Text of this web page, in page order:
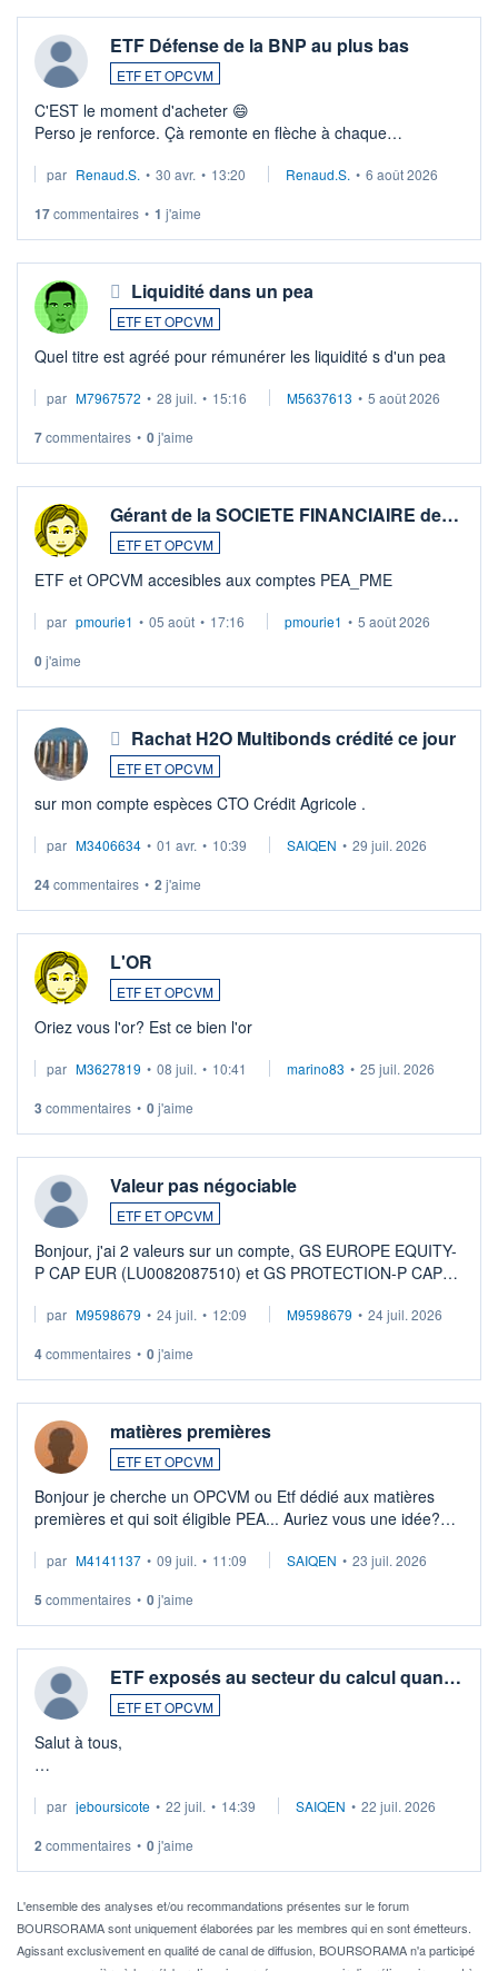
ETF Défense de la BNP au plus bas
ETF ET OPCVM
C'EST le moment d'acheter 😄​
Perso je renforce. Çà remonte en flèche à chaque
Investissement long terme tip top pour sa retraite.
par Renaud.S. • 30 avr. • 13:20 Renaud.S. • 6 août 2026
17commentaires • 1 j'aime
Liquidité dans un pea
ETF ET OPCVM
Quel titre est agréé pour rémunérer les liquidité s d'un pea
par M7967572 • 28 juil. • 15:16 M5637613 • 5 août 2026
7commentaires • 0j'aime
Gérant de la SOCIETE FINANCIAIRE de…
ETF ET OPCVM
ETF et OPCVM accesibles aux comptes PEA_PME
par pmourie1 • 05 août • 17:16 pmourie1 • 5 août 2026
0j'aime
Rachat H2O Multibonds crédité ce jour
ETF ET OPCVM
sur mon compte espèces CTO Crédit Agricole .
par M3406634 • 01 avr. • 10:39 SAIQEN • 29 juil. 2026
24commentaires • 2 j'aime
L'OR
ETF ET OPCVM
Oriez vous l'or? Est ce bien l'or
par M3627819 • 08 juil. • 10:41 marino83 • 25 juil. 2026
3 commentaires • 0j'aime
Valeur pas négociable
ETF ET OPCVM
Bonjour, j'ai 2 valeurs sur un compte, GS EUROPE EQUITY-
P CAP EUR (LU0082087510) et GS PROTECTION-P CAP
veux procéder à la vente, on me signale ...
par M9598679 • 24 juil. • 12:09 M9598679 • 24 juil. 2026
4commentaires • 0j'aime
matières premières
ETF ET OPCVM
Bonjour je cherche un OPCVM ou Etf dédié aux matières
premières et qui soit éligible PEA... Auriez vous une idée?
par M4141137 • 09 juil. • 11:09 SAIQEN • 23 juil. 2026
5 commentaires • 0j'aime
ETF exposés au secteur du calcul quan…
ETF ET OPCVM
Salut à tous,
via un ETF plutôt que des actions individuelles.
Idéalement, je voudrais qu'il soit éligible au PEA.
Pour l' ...
par jeboursicote • 22 juil. • 14:39 SAIQEN • 22 juil. 2026
2 commentaires • 0j'aime
L'ensemble des analyses et/ou recommandations présentes sur le forum
BOURSORAMA sont uniquement élaborées par les membres qui en sont émetteurs.
Agissant exclusivement en qualité de canal de diffusion, BOURSORAMA n'a participé